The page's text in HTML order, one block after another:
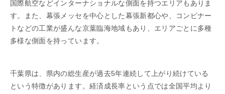
国際航空などインターナショナルな側面を持つエリアもありま
す。また、幕張メッセを中心とした幕張新都心や、コンビナー
トなどの工業が盛んな京葉臨海地域もあり、エリアごとに多種
多様な側面を持っています。
千葉県は、県内の総生産が過去5年連続して上がり続けている
という特徴があります。経済成長率という点では全国平均より